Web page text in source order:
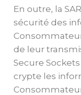
En outre, la
sécurité des
de leur
Secure
crypte les